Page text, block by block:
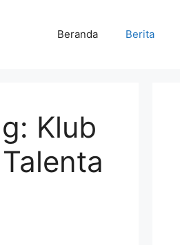
Beranda Berita
Klub